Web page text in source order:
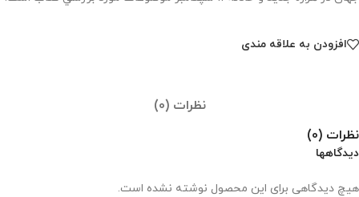
افزودن به علاقه مندی
نظرات (0)
نظرات (0)
دیدگاهها
هیچ دیدگاهی برای این محصول نوشته نشده است.